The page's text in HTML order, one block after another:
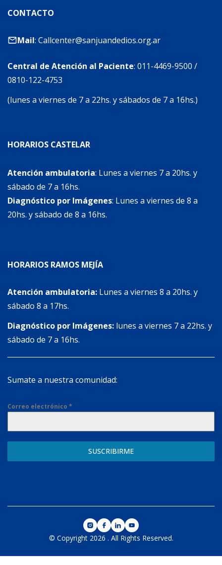
CONTACTO
Mail: Callcenter@sanjuandedios.org.ar
Central de Atención al Paciente: 011-4469-9500 /
0810-122-4753
(lunes a viernes de 7 a 22hs. y sábados de 7 a 16hs.)
HORARIOS CASTELAR
Atención ambulatoria: Lunes a viernes 7 a 20hs. y
sábado de 7 a 16hs.
Diagnóstico por Imágenes: Lunes a viernes de 8 a
20hs. y sábado de 8 a 16hs.
HORARIOS RAMOS MEJÍA
Atención ambulatoria: Lunes a viernes 8 a 20hs. y
sábado 8 a 17hs.
Diagnóstico por Imágenes: lunes a viernes 7 a 22hs. y
sábado de 7 a 16hs.
Sumate a nuestra comunidad:
Correo electrónico *
SUSCRIBIRME
© Copyright 2026 . All Rights Reserved.